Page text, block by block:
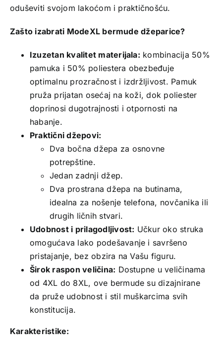
oduševiti svojom lakoćom i praktičnošću.
Zašto izabrati ModeXL bermude džeparice?
Izuzetan kvalitet materijala: kombinacija 50%
pamuka i 50% poliestera obezbeđuje
optimalnu prozračnost i izdržljivost. Pamuk
pruža prijatan osećaj na koži, dok poliester
doprinosi dugotrajnosti i otpornosti na
habanje.
Praktični džepovi:
Dva bočna džepa za osnovne
potrepštine.
Jedan zadnji džep.
Dva prostrana džepa na butinama,
idealna za nošenje telefona, novčanika ili
drugih ličnih stvari.
Udobnost i prilagodljivost: Učkur oko struka
omogućava lako podešavanje i savršeno
pristajanje, bez obzira na Vašu figuru.
Širok raspon veličina: Dostupne u veličinama
od 4XL do 8XL, ove bermude su dizajnirane
da pruže udobnost i stil muškarcima svih
konstitucija.
Karakteristike: